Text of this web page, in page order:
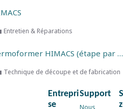
Entretien & Réparations
▶ Guide vidéo : Comment thermoformer HIMACS (étape par étape)
Technique de découpe et de fabrication
Entrepri
se
Support
Nous